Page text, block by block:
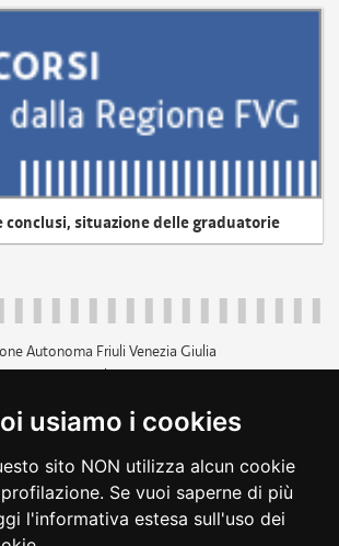
usiamo i cookies
sito NON utilizza alcun cookie
Se vuoi saperne di più
l'informativa estesa sull'uso dei
conclusi, situazione delle graduatorie
Autonoma Friuli Venezia Giulia
p.iva 00526040324
+39 040 3771111
amministrazione trasparente
|note legali accessibilità
dichiarazione di
| feedback cambio preferenze cookie